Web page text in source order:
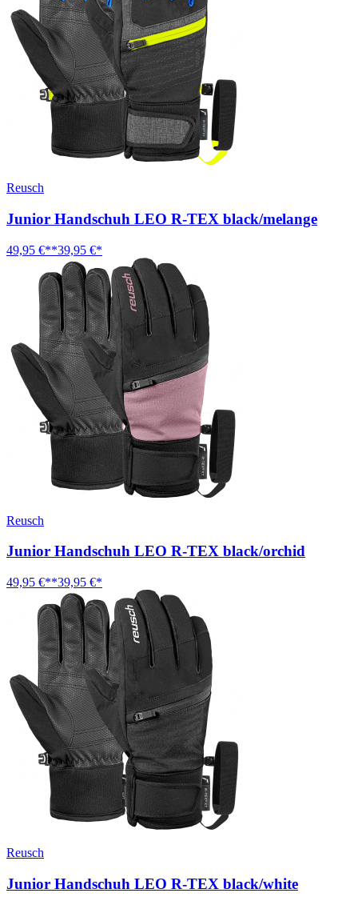
Reusch
Junior Handschuh LEO R-TEX black/melange
49,95 €**39,95 €*
Reusch
Junior Handschuh LEO R-TEX black/orchid
49,95 €**39,95 €*
Reusch
Junior Handschuh LEO R-TEX black/white